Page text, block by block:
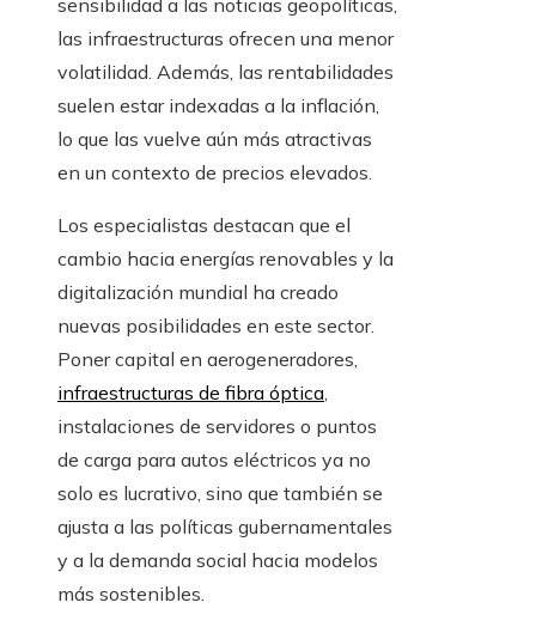
sensibilidad a las noticias geopolíticas,
las infraestructuras ofrecen una menor
volatilidad. Además, las rentabilidades
suelen estar indexadas a la inflación,
lo que las vuelve aún más atractivas
en un contexto de precios elevados.
Los especialistas destacan que el
cambio hacia energías renovables y la
digitalización mundial ha creado
nuevas posibilidades en este sector.
Poner capital en aerogeneradores,
infraestructuras de fibra óptica,
instalaciones de servidores o puntos
de carga para autos eléctricos ya no
solo es lucrativo, sino que también se
ajusta a las políticas gubernamentales
y a la demanda social hacia modelos
más sostenibles.